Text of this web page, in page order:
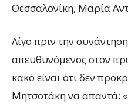
Θεσσαλονίκη, Μαρία
Λίγο πριν την
απευθυνόμενος στον
κακό είναι ότι δεν
Μητσοτάκη να απαντά: